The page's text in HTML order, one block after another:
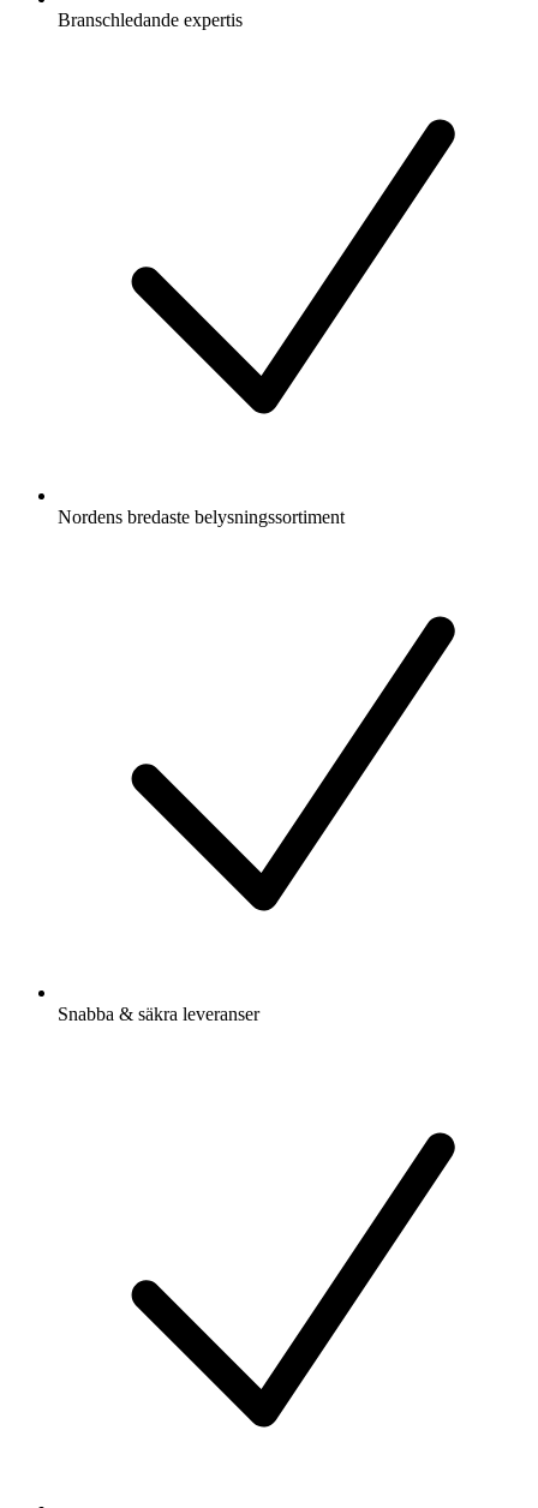
Branschledande expertis
Nordens bredaste belysningssortiment
Snabba & säkra leveranser